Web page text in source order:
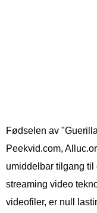
Fødselen av
Peekvid.com,
umiddelbar tilgang til
streaming video
videofiler, er null